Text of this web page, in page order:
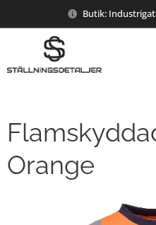
Butik:
Orange